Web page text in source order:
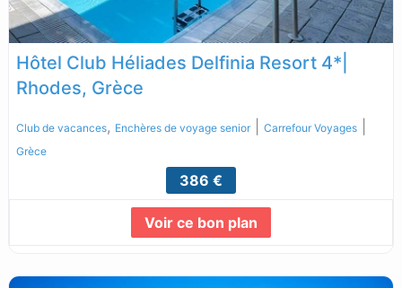
Hôtel Club Héliades Delfinia Resort 4*|
Rhodes, Grèce
Club de vacances, Enchères de voyage senior| Carrefour Voyages|
Grèce
386 €
Voir ce bon plan
Lire la suite...